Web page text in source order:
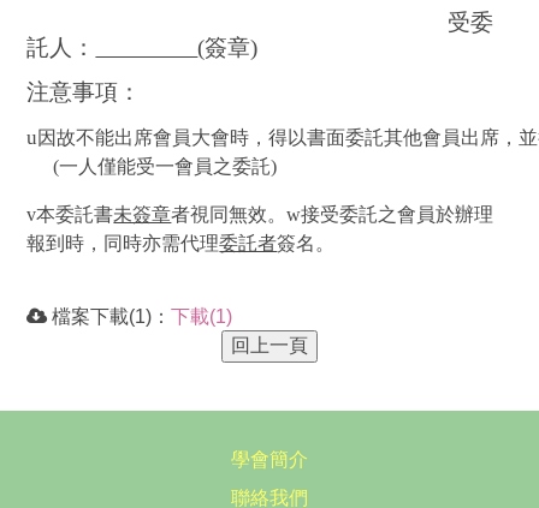
受委
託人：
(簽章)
注意事項：
u因故不能出席會員大會時，得以書面委託其他會員出席，
(一人僅能受一會員之委託)
v本委託書未簽章者視同無效。w接受委託之會員於辦理
報到時，同時亦需代理委託者簽名。
檔案下載(1)：下載(1)
學會簡介
聯絡我們